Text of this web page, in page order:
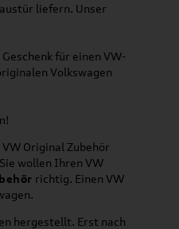
liefern. Unser
für einen VW-
Volkswagen
Original Zubehör
wollen Ihren VW
richtig. Einen VW
hergestellt. Erst nach